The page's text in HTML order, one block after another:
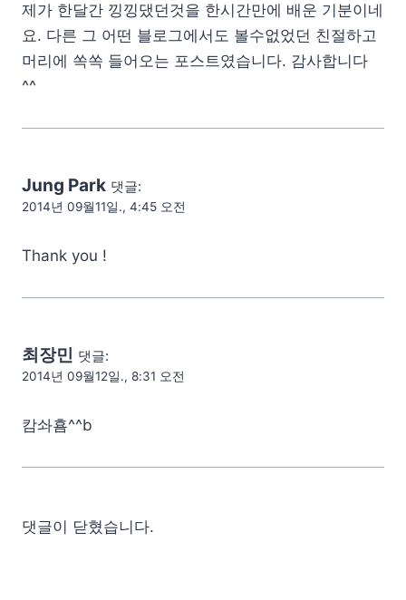
제가 한달간 낑낑댔던것을 한시간만에 배운 기분이네
요. 다른 그 어떤 블로그에서도 볼수없었던 친절하고
머리에 쏙쏙 들어오는 포스트였습니다. 감사합니다
^^
Jung Park 댓글:
2014년 09월11일., 4:45 오전
Thank you !
최장민 댓글:
2014년 09월12일., 8:31 오전
캄솨횸^^b
댓글이 닫혔습니다.